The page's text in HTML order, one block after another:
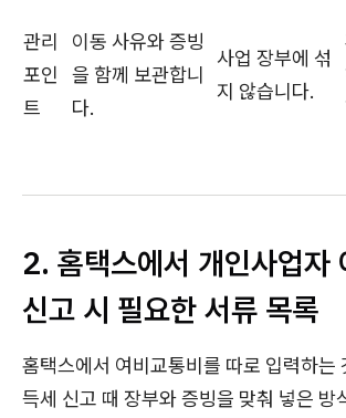
관리
포인
트
이동 사유와 증빙
을 함께 보관합니
다.
사업 장부에 섞
지 않습니다.
2. 홈택스에서 개인사업자
신고 시 필요한 서류 목록
홈택스에서 여비교통비를 따로 입력하는
득세 신고 때 장부와 증빙을 맞춰 넣은 방